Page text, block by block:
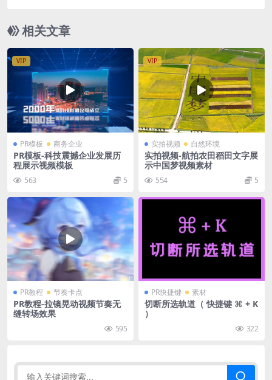
相关文章
VIP
PR模板 商务企业
PR模板-科技震撼企业发展历
程展示视频模板
563 5
VIP
实拍视频 自然环境
实拍视频-航拍农田稻田文字展
示中国梦视频素材
554 5
PR教程 节奏卡点
PR教程-拉镜晃动视频节奏无
缝转场效果
595
PR快捷键 素材
切断所选轨道（ 快捷键 ⌘ + K
）
322